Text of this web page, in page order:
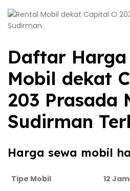
Daftar Harga
Mobil dekat
203 Prasada
Sudirman
Harga sewa mobil
Tipe Mobil 12 Jam